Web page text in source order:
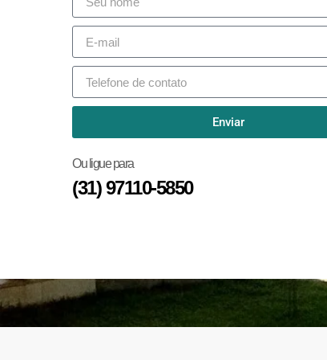
Enviar
Ou ligue para
(31) 97110-5850